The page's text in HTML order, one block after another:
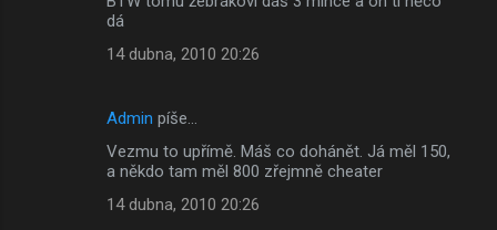
dá
14 dubna, 2010 20:26
Admin píše…
Vezmu to upřímě. Máš co dohánět. Já měl 150,
a někdo tam měl 800 zřejmně cheater
14 dubna, 2010 20:26